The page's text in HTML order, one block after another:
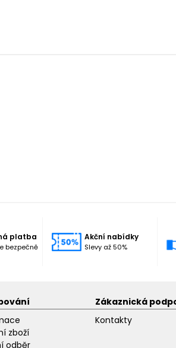
platba
bezpečně
Akční nabídky
Slevy až 50%
zboží
odběr
Zákaznická
Kontakty